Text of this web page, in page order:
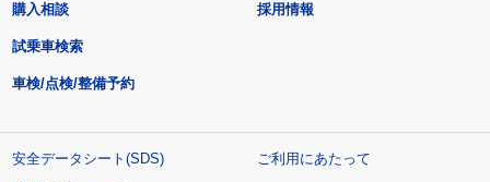
購入相談
試乗車検索
車検/点検/整備予約
採用情報
安全データシート(SDS)
ご利用にあたって